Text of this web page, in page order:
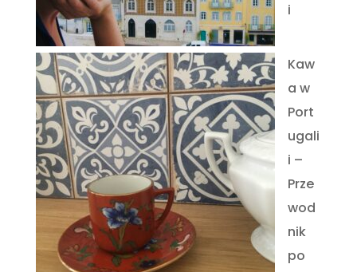
i
Kaw
a w
Port
ugali
i –
Prze
wod
nik
po